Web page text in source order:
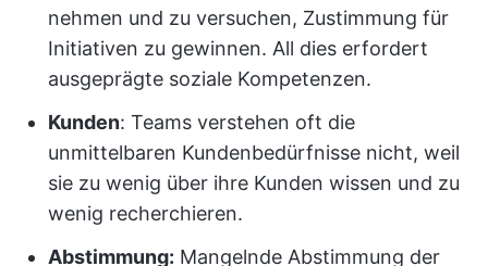
nehmen und zu versuchen, Zustimmung für
Initiativen zu gewinnen. All dies erfordert
ausgeprägte soziale Kompetenzen.
Kunden: Teams verstehen oft die
unmittelbaren Kundenbedürfnisse nicht, weil
sie zu wenig über ihre Kunden wissen und zu
wenig recherchieren.
Abstimmung: Mangelnde Abstimmung der